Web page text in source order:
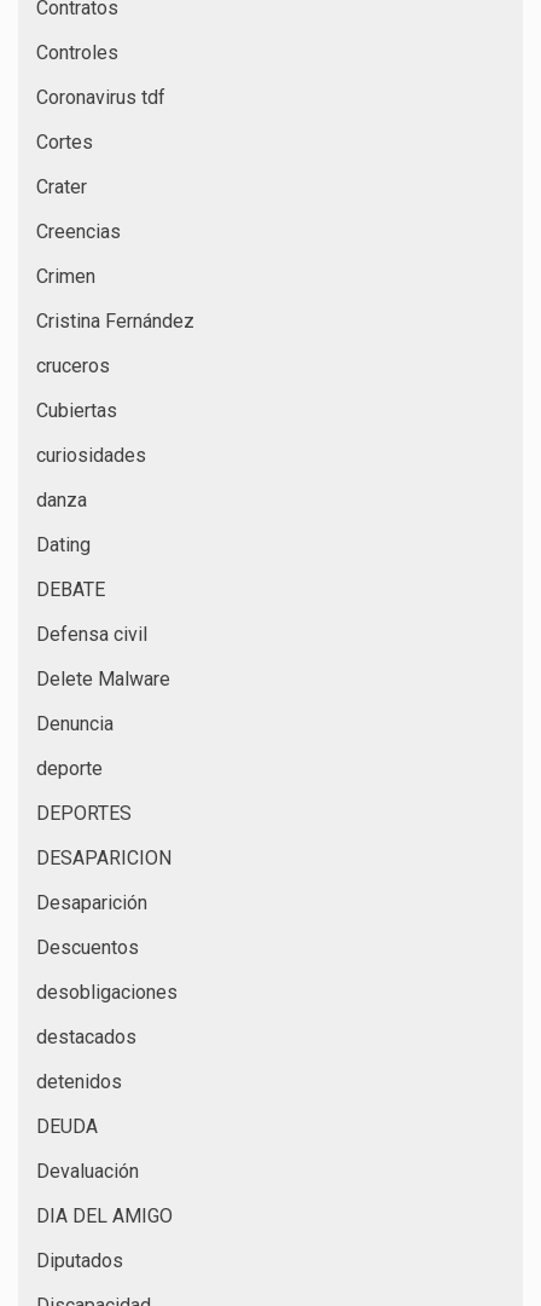
Contratos
Controles
Coronavirus tdf
Cortes
Crater
Creencias
Crimen
Cristina Fernández
cruceros
Cubiertas
curiosidades
danza
Dating
DEBATE
Defensa civil
Delete Malware
Denuncia
deporte
DEPORTES
DESAPARICION
Desaparición
Descuentos
desobligaciones
destacados
detenidos
DEUDA
Devaluación
DIA DEL AMIGO
Diputados